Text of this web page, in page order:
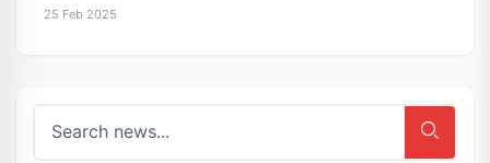
25 Feb 2025